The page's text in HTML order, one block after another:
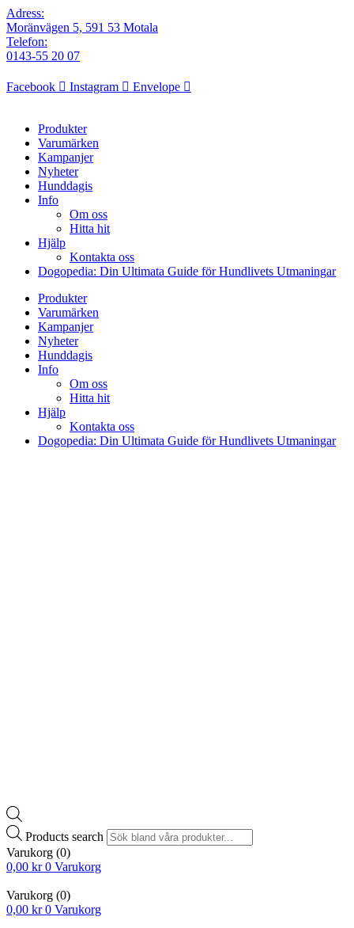
Adress:
Moränvägen 5, 591 53 Motala
Telefon:
0143-55 20 07
Facebook Instagram Envelope
Produkter
Varumärken
Kampanjer
Nyheter
Hunddagis
Info
Om oss
Hitta hit
Hjälp
Kontakta oss
Dogopedia: Din Ultimata Guide för Hundlivets Utmaningar
Produkter
Varumärken
Kampanjer
Nyheter
Hunddagis
Info
Om oss
Hitta hit
Hjälp
Kontakta oss
Dogopedia: Din Ultimata Guide för Hundlivets Utmaningar
Products search
Varukorg (0)
0,00 kr 0 Varukorg
Varukorg (0)
0,00 kr 0 Varukorg